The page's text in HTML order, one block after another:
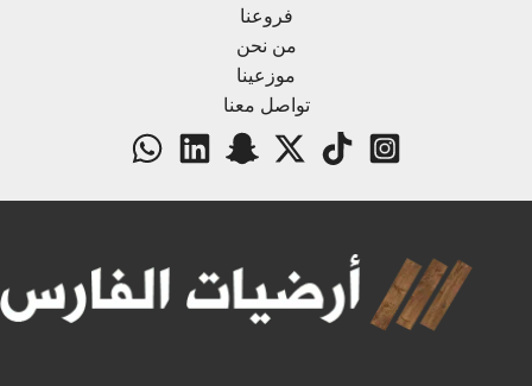
فروعنا
من نحن
موزعينا
تواصل معنا